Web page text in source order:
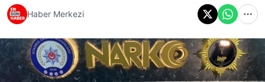
Haber Merkezi